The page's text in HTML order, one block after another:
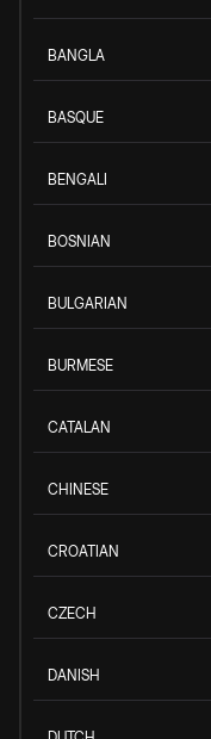
BANGLA
BASQUE
BENGALI
BOSNIAN
BULGARIAN
BURMESE
CATALAN
CHINESE
CROATIAN
CZECH
DANISH